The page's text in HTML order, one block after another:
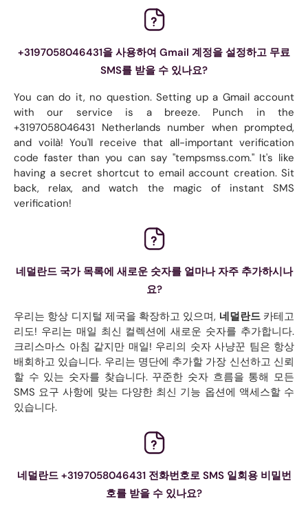
+3197058046431을 사용하여 Gmail 계정을 설정하고 무료
SMS를 받을 수 있나요?
You can do it, no question. Setting up a Gmail account
with our service is a breeze. Punch in the
+3197058046431 Netherlands number when prompted,
and voilà! You'll receive that all-important verification
code faster than you can say "tempsmss.com." It's like
having a secret shortcut to email account creation. Sit
back, relax, and watch the magic of instant SMS
verification!
네덜란드 국가 목록에 새로운 숫자를 얼마나 자주 추가하시나
요?
우리는 항상 디지털 제국을 확장하고 있으며, 네덜란드카테고
리도! 우리는 매일 최신 컬렉션에 새로운 숫자를 추가합니다.
크리스마스 아침 같지만 매일! 우리의 숫자 사냥꾼 팀은 항상
배회하고 있습니다. 우리는 명단에 추가할 가장 신선하고 신뢰
할 수 있는 숫자를 찾습니다. 꾸준한 숫자 흐름을 통해 모든
SMS 요구 사항에 맞는 다양한 최신 기능 옵션에 액세스할 수
있습니다.
네덜란드 +3197058046431 전화번호로 SMS 일회용 비밀번
호를 받을 수 있나요?